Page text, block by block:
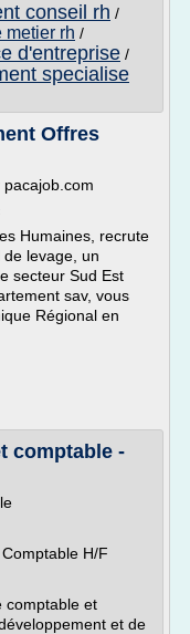
conseil rh /
metier rh /
d'entreprise /
specialise
Offres
Humaines, recrute
levage, un
secteur Sud Est
sav, vous
Régional en
comptable -
H/F
comptable et
et de